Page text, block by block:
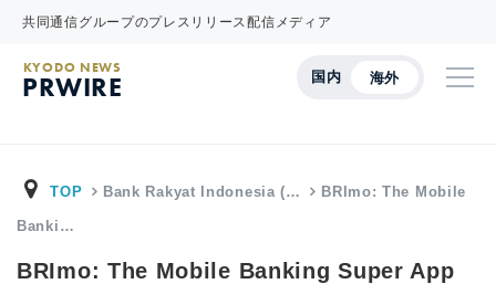
共同通信グループのプレスリリース配信メディア
国内 海外
KYODO NEWS
PRWIRE
TOP Bank Rakyat Indonesia (… BRImo: The Mobile
Banki…
BRImo: The Mobile Banking Super App